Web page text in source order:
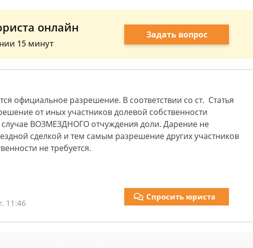
онлайн
15 минут
Задать вопрос
официальное разрешение. В соответствии со ст. Статья
от иных участников долевой собственности
ВОЗМЕЗДНОГО отчуждения доли. Дарение не
сделкой и тем самым разрешение других участников
не требуется.
11:46
Спросить юриста